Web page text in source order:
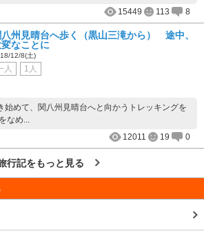
15449
113 8
八州見晴台へ歩く（黒山三滝から） 途中、
変なことに
12/8(土)
人 1人
始めて、関八州見晴台へと向かうトレッキングを
なめ...
12011
19 0
行記をもっと見る